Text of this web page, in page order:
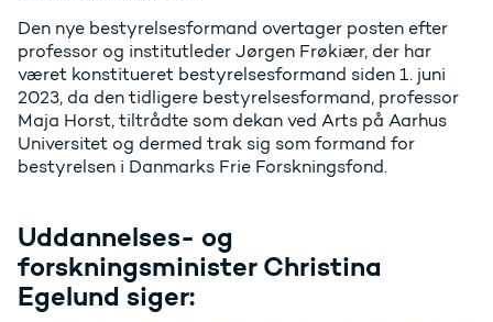
Den nye bestyrelsesformand overtager posten efter
professor og institutleder Jørgen Frøkiær, der har
været konstitueret bestyrelsesformand siden 1. juni
2023, da den tidligere bestyrelsesformand, professor
Maja Horst, tiltrådte som dekan ved Arts på Aarhus
Universitet og dermed trak sig som formand for
bestyrelsen i Danmarks Frie Forskningsfond.
Uddannelses- og
forskningsminister Christina
Egelund siger: